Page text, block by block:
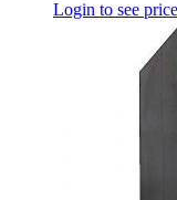
Login to see